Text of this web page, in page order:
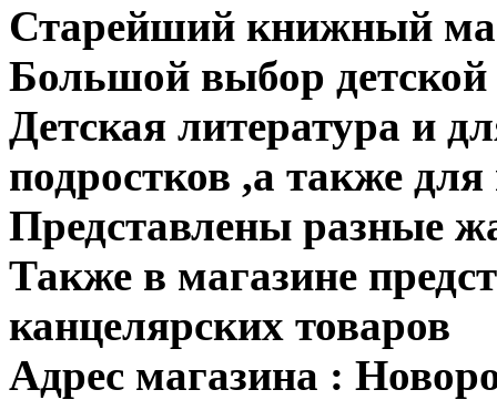
Старейший книжный
Большой выбор детской
Детская литература и
подростков ,а также
Представлены разные
Также в магазине
канцелярских товаров
Адрес магазина :